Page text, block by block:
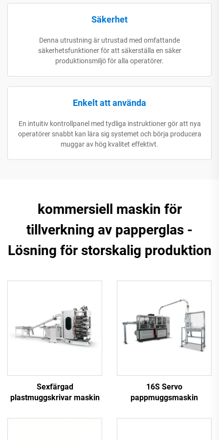
Säkerhet
Denna utrustning är utrustad med omfattande
säkerhetsfunktioner för att säkerställa en säker
produktionsmiljö för alla operatörer.
Enkelt att använda
En intuitiv kontrollpanel med tydliga instruktioner gör att nya
operatörer snabbt kan lära sig systemet och börja producera
muggar av hög kvalitet effektivt.
kommersiell maskin för
tillverkning av papperglas -
Lösning för storskalig produktion
Sexfärgad
plastmuggskrivar maskin
16S Servo
pappmuggsmaskin